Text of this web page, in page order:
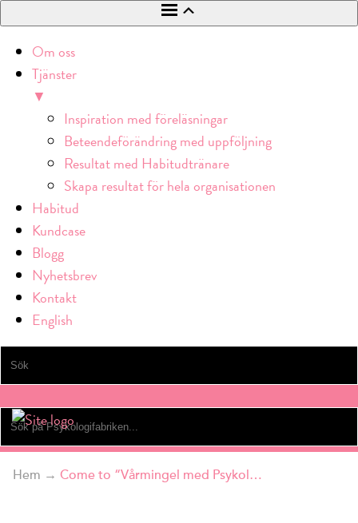
Om oss
Tjänster
▼
Inspiration med föreläsningar
Beteendeförändring med uppföljning
Resultat med Habitudtränare
Skapa resultat för hela organisationen
Habitud
Kundcase
Blogg
Nyhetsbrev
Kontakt
English
Hem → Come to “Vårmingel med Psykol…